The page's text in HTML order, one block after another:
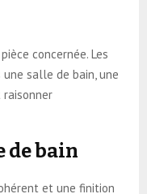
concernée. Les
salle de bain, une
raisonner
de bain
et une finition